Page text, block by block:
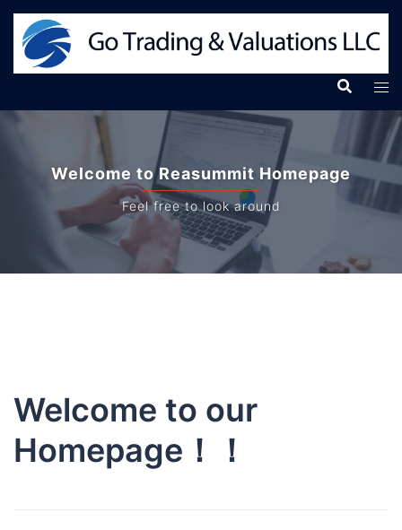
Welcome to Reasummit Homepage
Feel free to look around
Welcome to our
Homepage！！